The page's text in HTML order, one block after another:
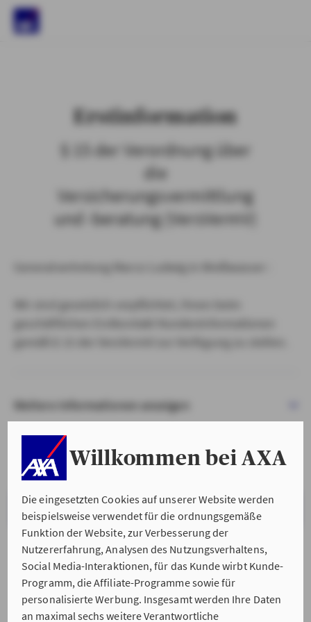
Willkommen bei AXA
Die eingesetzten Cookies auf unserer Website werden
beispielsweise verwendet für die ordnungsgemäße
Funktion der Website, zur Verbesserung der
Nutzererfahrung, Analysen des Nutzungsverhaltens,
Social Media-Interaktionen, für das Kunde wirbt Kunde-
Programm, die Affiliate-Programme sowie für
personalisierte Werbung. Insgesamt werden Ihre Daten
an maximal sechs weitere Verantwortliche
Erstinformation
§ 15 der Verordnung über
die
Versicherungsvermittlung
und -beratung (VersVermV)
Weitere Informationen anzeigen
VERSTANDEN & WEITER